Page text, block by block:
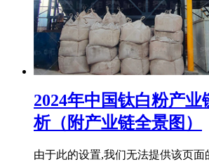
2024年中国钛白粉产
析（附产业链全景图）
由于此的设置,我们无法提供该页面